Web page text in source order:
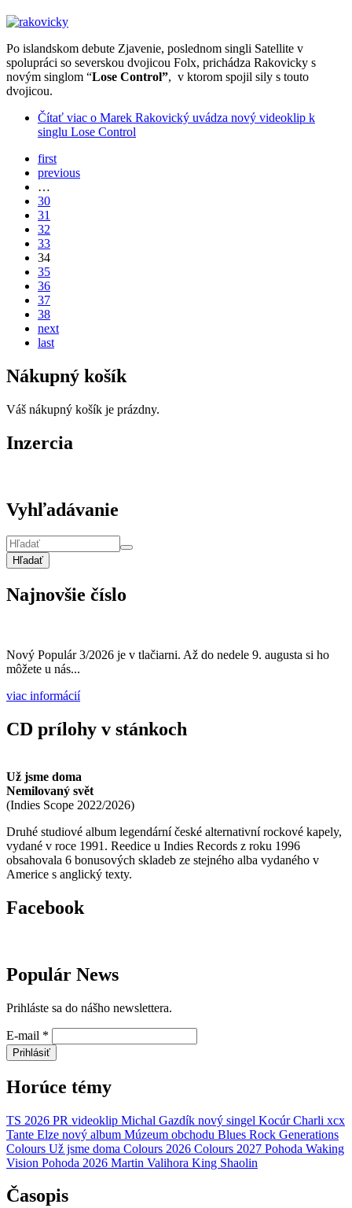
Po islandskom debute Zjavenie, poslednom singli Satellite v
spolupráci so severskou dvojicou Folx, prichádza Rakovicky s
novým singlom “Lose Control”, v ktorom spojil sily s touto
dvojicou.
Čítať viac o Marek Rakovický uvádza nový videoklip k
singlu Lose Control
first
previous
…
30
31
32
33
34
35
36
37
38
next
last
Nákupný košík
Váš nákupný košík je prázdny.
Inzercia
Vyhľadávanie
Hľadať
Najnovšie číslo
Nový Populár 3/2026 je v tlačiarni. Až do nedele 9. augusta si ho
môžete u nás...
viac informácií
CD prílohy v stánkoch
Už jsme doma
Nemilovaný svět
(Indies Scope 2022/2026)
Druhé studiové album legendární české alternativní rockové kapely,
vydané v roce 1991. Reedice u Indies Records z roku 1996
obsahovala 6 bonusových skladeb ze stejného alba vydaného v
Americe s anglický texty.
Facebook
Populár News
Prihláste sa do nášho newslettera.
E-mail *
Prihlásiť
Horúce témy
TS 2026 PR videoklip Michal Gazdík nový singel Kocúr Charli xcx
Tante Elze nový album Múzeum obchodu Blues Rock Generations
Colours Už jsme doma Colours 2026 Colours 2027 Pohoda Waking
Vision Pohoda 2026 Martin Valihora King Shaolin
Časopis